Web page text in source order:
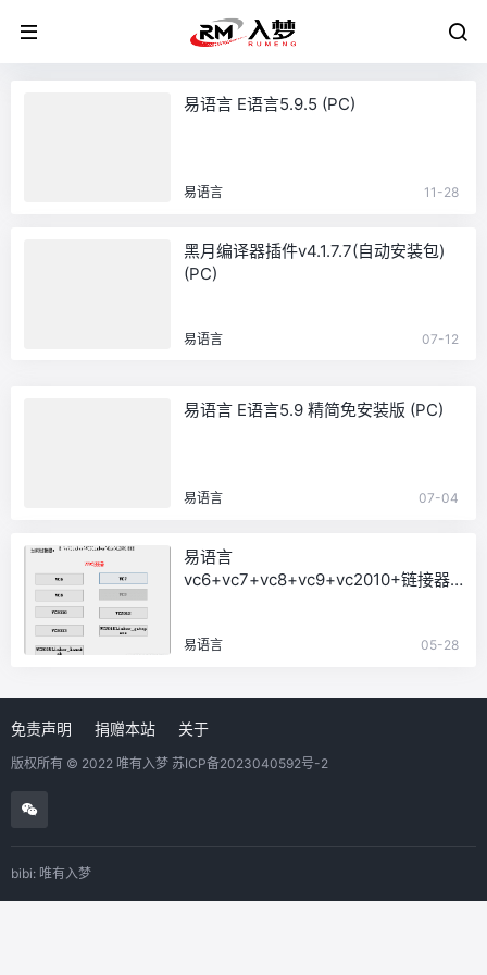
易语言 E语言5.9.5 (PC)
易语言 11-28
黑月编译器插件v4.1.7.7(自动安装包)
(PC)
易语言 07-12
易语言 E语言5.9 精简免安装版 (PC)
易语言 07-04
易语言
vc6+vc7+vc8+vc9+vc2010+链接器
易语言 05-28
免责声明 捐赠本站 关于
版权所有 © 2022 唯有入梦 苏ICP备2023040592号-2
bibi: 唯有入梦